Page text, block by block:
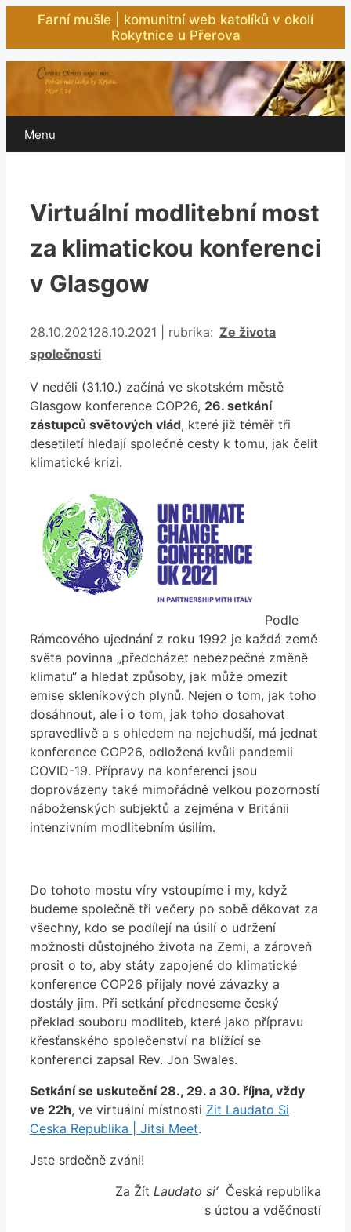
Přeskočit
obsah
Farní mušle | komunitní web katolíků v okolí
Rokytnice u Přerova
Menu
Virtuální modlitební most
za klimatickou konferenci
v Glasgow
28.10.202128.10.2021 rubrika: Rubriky
Ze života
společnosti
V neděli (31.10.) začíná ve skotském městě
Glasgow konference COP26, 26. setkání
zástupců světových vlád, které již téměř tři
desetiletí hledají společně cesty k tomu, jak čelit
klimatické krizi.
Podle
Rámcového ujednání z roku 1992 je každá země
světa povinna „předcházet nebezpečné změně
klimatu“ a hledat způsoby, jak může omezit
emise skleníkových plynů. Nejen o tom, jak toho
dosáhnout, ale i o tom, jak toho dosahovat
spravedlivě a s ohledem na nejchudší, má jednat
konference COP26, odložená kvůli pandemii
COVID-19. Přípravy na konferenci jsou
doprovázeny také mimořádně velkou pozorností
náboženských subjektů a zejména v Británii
intenzivním modlitebním úsilím.
Do tohoto mostu víry vstoupíme i my, když
budeme společně tři večery po sobě děkovat za
všechny, kdo se podílejí na úsilí o udržení
možnosti důstojného života na Zemi, a zároveň
prosit o to, aby státy zapojené do klimatické
konference COP26 přijaly nové závazky a
dostály jim. Při setkání předneseme český
překlad souboru modliteb, které jako přípravu
křesťanského společenství na blížící se
konferenci zapsal Rev. Jon Swales.
Setkání se uskuteční 28., 29. a 30. října, vždy
ve 22h, ve virtuální místnosti Zit Laudato Si
Ceska Republika | Jitsi Meet.
Jste srdečně zváni!
Za Žít Laudato si‘Česká republika
s úctou a vděčností